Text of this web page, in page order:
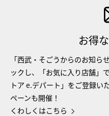
お得
「西武・そごうからのお知ら
ックし、「お気に入り店舗」
トア e.デパート」をご登録い
ペーンも開催！
くわしくはこちら